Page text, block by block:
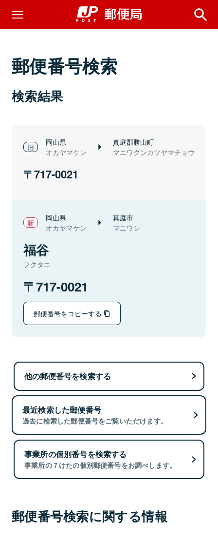
郵便番号検索
検索結果
岡山県
オカヤマケン
真庭郡勝山町
マニワグンカツヤマチョウ
717-0021
岡山県
オカヤマケン
真庭市
マニワシ
福谷
フクタニ
717-0021
郵便番号をコピーする
他の郵便番号を検索する
最近検索した郵便番号
過去に検索した郵便番号をご覧いただけます。
事業所の個別番号を検索する
事業所の７けたの個別郵便番号をお調べします。
郵便番号検索に関する情報